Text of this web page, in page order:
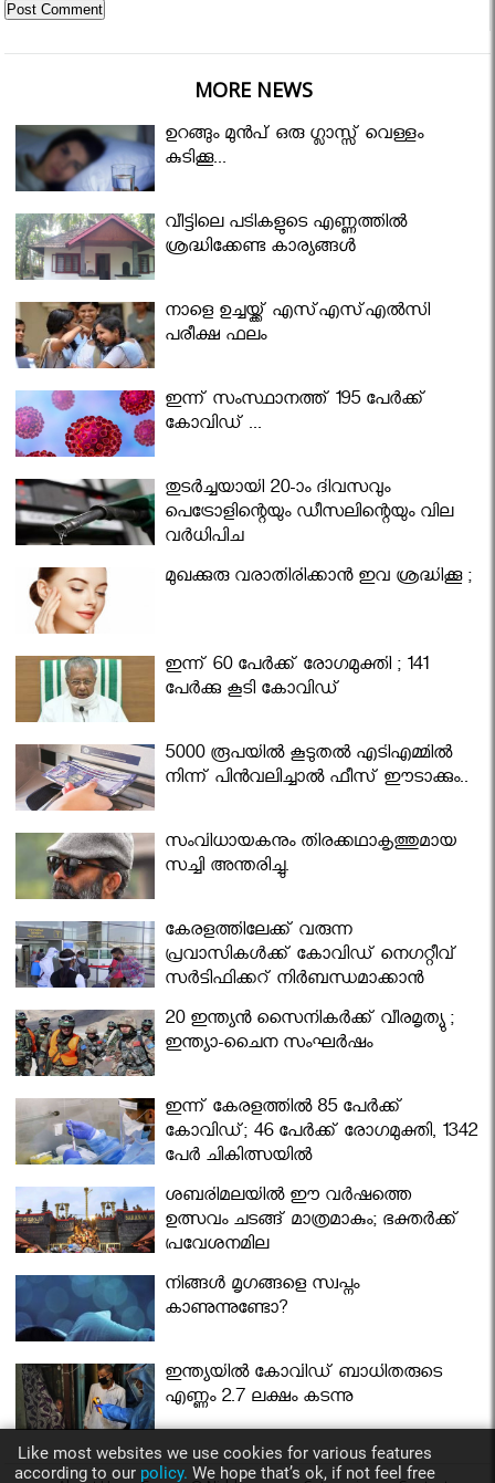
MORE NEWS
ഉറങ്ങും മുന്‍പ് ഒരു ഗ്ലാസ്സ് വെള്ളം
കുടിക്കൂ...
വീട്ടിലെ പടികളുടെ എണ്ണത്തിൽ
ശ്രദ്ധിക്കേണ്ട കാര്യങ്ങൾ
നാളെ ഉച്ചയ്ക്ക് എസ്എസ്എല്‍സി
പരീക്ഷ ഫലം
ഇന്ന് സംസ്ഥാനത്ത് 195 പേര്‍ക്ക്
കോവിഡ് ...
തുടർച്ചയായി 20-ാം ദിവസവും
പെട്രോളിന്റെയും ഡീസലിന്റെയും വില
വര്‍ധിപ്പിച്ചു
മുഖക്കുരു വരാതിരിക്കാന്‍ ഇവ ശ്രദ്ധിക്കൂ ;
ഇന്ന് 60 പേർക്ക് രോഗമുക്തി ; 141
പേര്‍ക്കു കൂടി കോവിഡ്
5000 രൂപയിൽ കൂടുതൽ എടിഎമ്മിൽ
നിന്ന് പിൻവലിച്ചാൽ ഫീസ് ഈടാക്കും..
സംവിധായകനും തിരക്കഥാകൃത്തുമായ
സച്ചി അന്തരിച്ചു.
കേരളത്തിലേക്ക് വരുന്ന
പ്രവാസികള്‍ക്ക് കോവിഡ് നെഗറ്റീവ്
സര്‍ട്ടിഫിക്കറ്റ് നിർബന്ധമാക്കാൻ
മന്ത്രിസഭ
20 ഇന്ത്യൻ സൈനികർക്ക് വീരമൃത്യു ;
ഇന്ത്യാ-ചൈന സംഘർഷം
ഇന്ന് കേരളത്തിൽ 85 പേർക്ക്
കോവിഡ്; 46 പേർക്ക് രോഗമുക്തി, 1342
പേർ ചികിത്സയിൽ
ശബരിമലയില്‍ ഈ വർഷത്തെ
ഉത്സവം ചടങ്ങ് മാത്രമാകും; ഭക്തർക്ക്
പ്രവേശനമില്ല
നിങ്ങള്‍ മൃഗങ്ങളെ സ്വപ്നം
കാണുന്നുണ്ടോ?
ഇന്ത്യയിൽ കോവിഡ് ബാധിതരുടെ
എണ്ണം 2.7 ലക്ഷം കടന്നു
Like most websites we use cookies for various features
according to our policy. We hope that’s ok, if not feel free